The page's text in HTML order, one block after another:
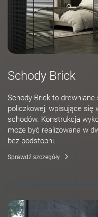
Schody Brick
Schody Brick to
policzkowej, wpisujące się
schodów. Konstrukcja
może być realizowana w
bez podstopni.
Sprawdź szczegóły